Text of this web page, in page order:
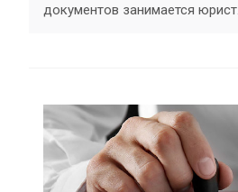
документов занимается юрист.